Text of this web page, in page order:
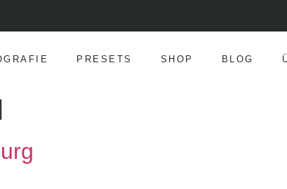
PRESETS SHOP BLOG